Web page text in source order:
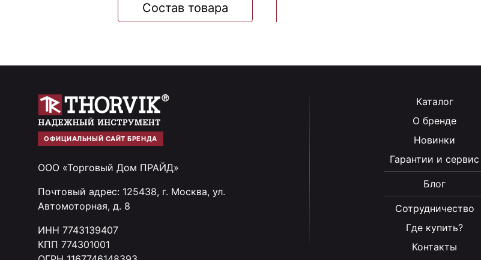
Состав товара
ОФИЦИАЛЬНЫЙ САЙТ БРЕНДА
ООО «Торговый Дом ПРАЙД»
Почтовый адрес: 125438, г. Москва, ул.
Автомоторная, д. 8
ИНН 7743139407
КПП 774301001
Каталог
О бренде
Новинки
Гарантии и сервис
Блог
Сотрудничество
Где купить?
Контакты